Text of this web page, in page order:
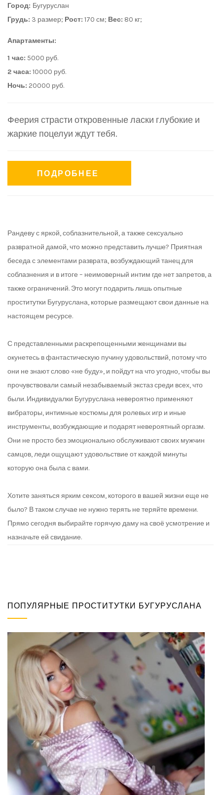
Город: Бугуруслан
Грудь: 3 размер; Рост: 170 см; Вес: 80 кг;
Апартаменты:
1 час: 5000 руб.
2 часа: 10000 руб.
Ночь: 20000 руб.
Феерия страсти откровенные ласки глубокие и
жаркие поцелуи ждут тебя.
ПОДРОБНЕЕ
Рандеву с яркой, соблазнительной, а также сексуально
развратной дамой, что можно представить лучше? Приятная
беседа с элементами разврата, возбуждающий танец для
соблазнения и в итоге – неимоверный интим где нет запретов, а
также ограничений. Это могут подарить лишь опытные
проститутки Бугуруслана, которые размещают свои данные на
настоящем ресурсе.
С представленными раскрепощенными женщинами вы
окунетесь в фантастическую пучину удовольствий, потому что
они не знают слово «не буду», и пойдут на что угодно, чтобы вы
прочувствовали самый незабываемый экстаз среди всех, что
были. Индивидуалки Бугуруслана невероятно применяют
вибраторы, интимные костюмы для ролевых игр и иные
инструменты, возбуждающие и подарят невероятный оргазм.
Они не просто без эмоционально обслуживают своих мужчин
самцов, леди ощущают удовольствие от каждой минуты
которую она была с вами.
Хотите заняться ярким сексом, которого в вашей жизни еще не
было? В таком случае не нужно терять не теряйте времени.
Прямо сегодня выбирайте горячую даму на своё усмотрение и
назначьте ей свидание.
ПОПУЛЯРНЫЕ ПРОСТИТУТКИ БУГУРУСЛАНА